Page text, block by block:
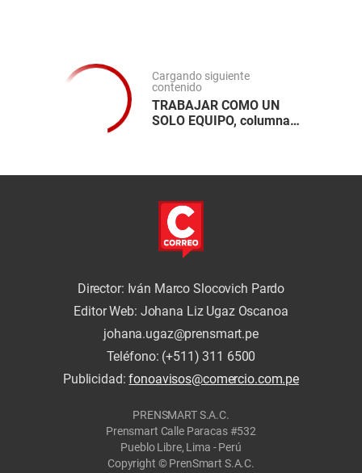
Cargando siguiente
contenido
TRABAJAR COMO UN
SOLO EQUIPO, columna
Director: Iván Marco Slocovich Pardo
Editor Web: Johana Liz Ugaz Oscanoa
johana.ugaz@prensmart.pe
Teléfono: (+511) 311 6500
Publicidad:fonoavisos@comercio.com.pe
PRENSMART S.A.C.
Prensmart Calle Paracas #532
Pueblo Libre, Lima - Perú
Copyright © PrenSmart S.A.C.